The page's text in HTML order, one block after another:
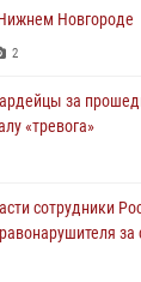
Новгороде
2
за
«тревога»
сотрудники
за